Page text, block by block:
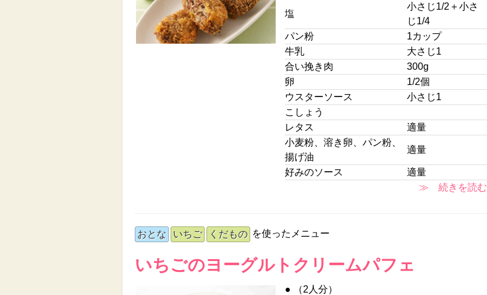
塩
小さじ1/2＋小さ
じ1/4
パン粉
1カップ
牛乳
大さじ1
合い挽き肉
300g
卵
1/2個
ウスターソース
小さじ1
こしょう
レタス
適量
小麦粉、溶き卵、パン粉、
揚げ油
適量
好みのソース
適量
≫ 続きを読む
おとな いちご くだもの を使ったメニュー
いちごのヨーグルトクリームパフェ
● （2人分）